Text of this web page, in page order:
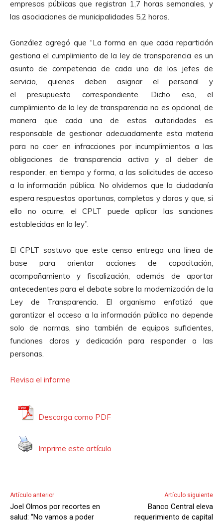
empresas públicas que registran 1,7 horas semanales, y
las asociaciones de municipalidades 5,2 horas.
González agregó que “La forma en que cada repartición
gestiona el cumplimiento de la ley de transparencia es un
asunto de competencia de cada uno de los jefes de
servicio, quienes deben asignar el personal y
el presupuesto correspondiente. Dicho eso, el
cumplimiento de la ley de transparencia no es opcional, de
manera que cada una de estas autoridades es
responsable de gestionar adecuadamente esta materia
para no caer en infracciones por incumplimientos a las
obligaciones de transparencia activa y al deber de
responder, en tiempo y forma, a las solicitudes de acceso
a la información pública. No olvidemos que la ciudadanía
espera respuestas oportunas, completas y claras y que, si
ello no ocurre, el CPLT puede aplicar las sanciones
establecidas en la ley”.
El CPLT sostuvo que este censo entrega una línea de
base para orientar acciones de capacitación,
acompañamiento y fiscalización, además de aportar
antecedentes para el debate sobre la modernización de la
Ley de Transparencia. El organismo enfatizó que
garantizar el acceso a la información pública no depende
solo de normas, sino también de equipos suficientes,
funciones claras y dedicación para responder a las
personas.
Revisa el informe
Descarga como PDF
Imprime este artículo
Artículo anterior
Joel Olmos por recortes en
salud: “No vamos a poder
Artículo siguiente
Banco Central eleva
requerimiento de capital